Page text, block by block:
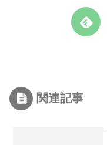
関連記事